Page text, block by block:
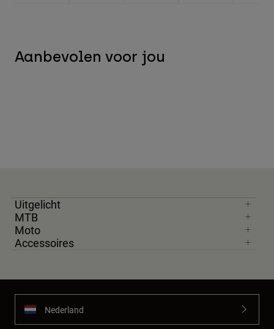
Aanbevolen voor jou
Uitgelicht
MTB
Moto
Accessoires
Nederland